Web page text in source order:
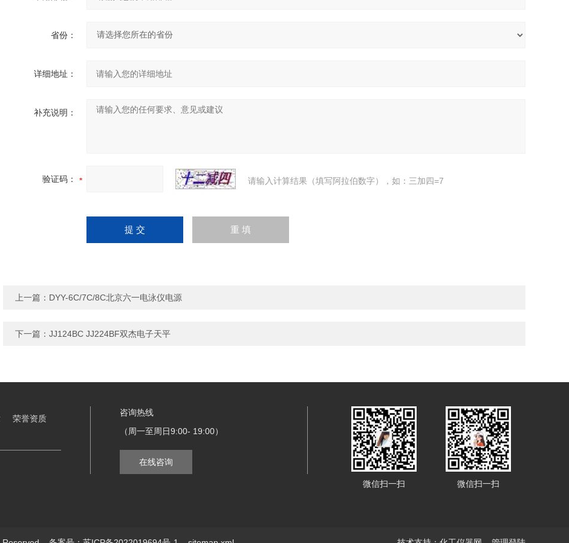
省份：
详细地址：
补充说明：
验证码： 请输入计算结果（填写阿拉伯数字），如：三加四=7
上一篇： DYY-6C/7C/8C北京六一电泳仪电源
下一篇： JJ124BC JJ224BF双杰电子天平
荣誉资质
咨询热线
（周一至周日9:00- 19:00）
在线咨询
微信扫一扫 微信扫一扫